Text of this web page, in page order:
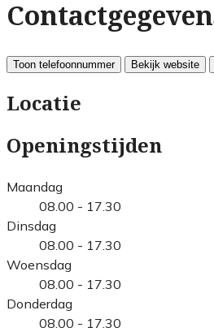
Toon telefoonnummer Bekijk website
Locatie
Openingstijden
Maandag
08.00 - 17.30
Dinsdag
08.00 - 17.30
Woensdag
08.00 - 17.30
Donderdag
08.00 - 17.30